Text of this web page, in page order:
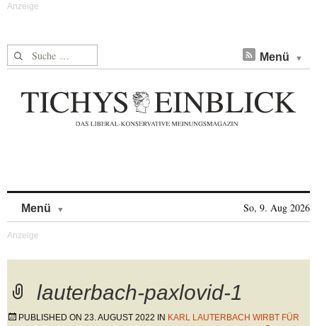
Suche nach: Menü
Menü So, 9. Aug 2026
lauterbach-paxlovid-1
PUBLISHED ON 23. AUGUST 2022 IN KARL LAUTERBACH WIRBT FÜR